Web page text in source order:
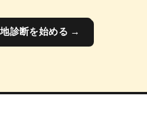
診断を始める →